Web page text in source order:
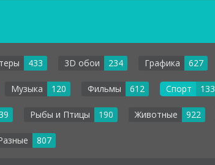
433 3D обои 234 Графика 627
Музыка 120 Фильмы 612 Спорт 133
Рыбы и Птицы 190 Животные 922
807